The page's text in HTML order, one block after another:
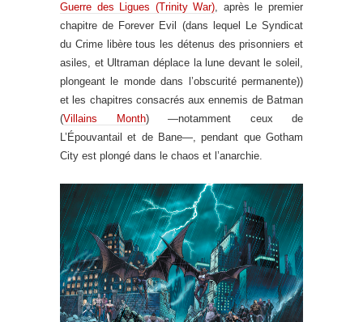
Guerre des Ligues (Trinity War), après le premier
chapitre de Forever Evil (dans lequel Le Syndicat
du Crime libère tous les détenus des prisonniers et
asiles, et Ultraman déplace la lune devant le soleil,
plongeant le monde dans l’obscurité permanente))
et les chapitres consacrés aux ennemis de Batman
(Villains Month) —notamment ceux de
L’Épouvantail et de Bane—, pendant que Gotham
City est plongé dans le chaos et l’anarchie.